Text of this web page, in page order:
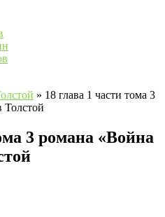
» 18 глава 1 части тома 3
3 романа «Война